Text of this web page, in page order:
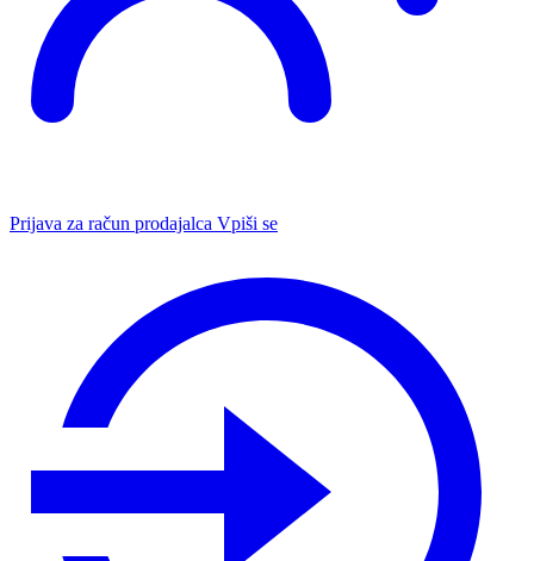
Prijava za račun prodajalca Vpiši se